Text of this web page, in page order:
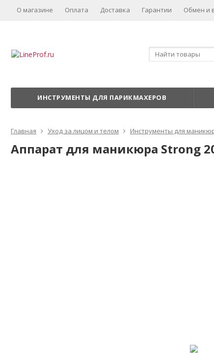
О магазине Оплата Доставка Гарантии Обмен и
ИНСТРУМЕНТЫ ДЛЯ ПАРИКМАХЕРОВ
Главная Уход за лицом и телом Инструменты для
Аппарат для маникюра Strong